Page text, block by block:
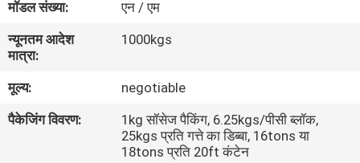
कारखाना
दौरा
गुणवत्ता
नियंत्रण
मॉडल संख्या:
एन / एम
न्यूनतम आदेश
मात्रा:
1000kgs
मूल्य:
negotiable
पैकेजिंग विवरण:
1kg सॉसेज पैकिंग, 6.25kgs/पीसी ब्लॉक,
25kgs प्रति गत्ते का डिब्बा, 16tons या
18tons प्रति 20ft कंटेन